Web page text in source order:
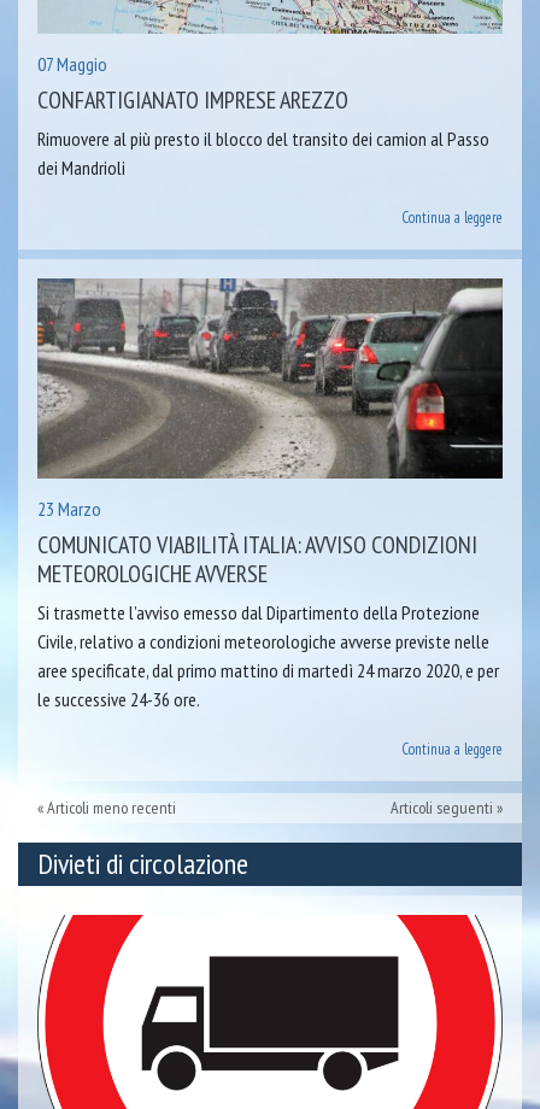
07 Maggio
CONFARTIGIANATO IMPRESE AREZZO
Rimuovere al più presto il blocco del transito dei camion al Passo
dei Mandrioli
Continua a leggere
23 Marzo
COMUNICATO VIABILITÀ ITALIA: AVVISO CONDIZIONI
METEOROLOGICHE AVVERSE
Si trasmette l’avviso emesso dal Dipartimento della Protezione
Civile, relativo a condizioni meteorologiche avverse previste nelle
aree specificate, dal primo mattino di martedì 24 marzo 2020, e per
le successive 24-36 ore.
Continua a leggere
Articoli meno recenti Articoli seguenti
Divieti di circolazione